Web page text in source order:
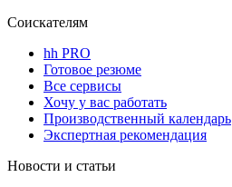
Соискателям
hh PRO
Готовое резюме
Все сервисы
Хочу у вас работать
Производственный календарь
Экспертная рекомендация
Новости и статьи